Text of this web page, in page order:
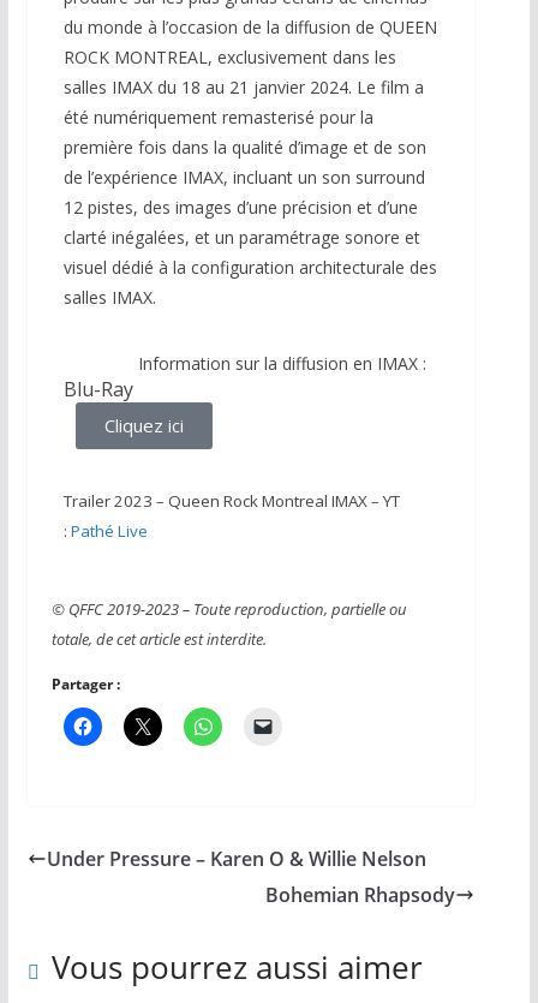
Blu-Ray
du monde à l’occasion de la diffusion de QUEEN
ROCK MONTREAL, exclusivement dans les
salles IMAX du 18 au 21 janvier 2024. Le film a
été numériquement remasterisé pour la
première fois dans la qualité d’image et de son
de l’expérience IMAX, incluant un son surround
12 pistes, des images d’une précision et d’une
clarté inégalées, et un paramétrage sonore et
visuel dédié à la configuration architecturale des
salles IMAX.
Information sur la diffusion en IMAX :
Cliquez ici
Trailer 2023 – Queen Rock Montreal IMAX – YT
: Pathé Live
© QFFC 2019-2023 – Toute reproduction, partielle ou
totale, de cet article est interdite.
Partager :
Under Pressure – Karen O & Willie Nelson
Bohemian Rhapsody
Vous pourrez aussi aimer